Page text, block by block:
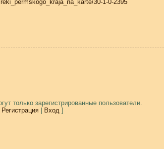
30-1-0-2395
только зарегистрированные пользователи.
Регистрация| Вход]